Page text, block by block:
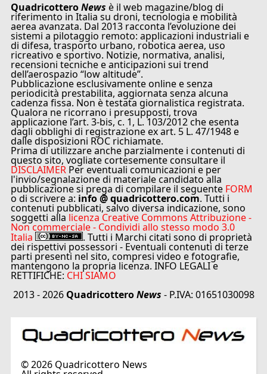
QuadricotteroNews è il web magazine/blog di
riferimento in Italia su droni, tecnologia e mobilità
aerea avanzata. Dal 2013 racconta l’evoluzione dei
sistemi a pilotaggio remoto: applicazioni industriali e
di difesa, trasporto urbano, robotica aerea, uso
ricreativo e sportivo. Notizie, normativa, analisi,
recensioni tecniche e anticipazioni sui trend
dell’aerospazio “low altitude”.
Pubblicazione esclusivamente online e senza
periodicità prestabilita, aggiornata senza alcuna
cadenza fissa. Non è testata giornalistica registrata.
Qualora ne ricorrano i presupposti, trova
applicazione l’art. 3-bis, c. 1, L. 103/2012 che esenta
dagli obblighi di registrazione ex art. 5 L. 47/1948 e
dalle disposizioni ROC richiamate.
Prima di utilizzare anche parzialmente i contenuti di
questo sito, vogliate cortesemente consultare il
DISCLAIMER Per eventuali comunicazioni e per
l'invio/segnalazione di materiale candidato alla
pubblicazione si prega di compilare il seguente FORM
o di scrivere a: info @ quadricottero.com. Tutti i
contenuti pubblicati, salvo diversa indicazione, sono
soggetti alla licenza Creative Commons Attribuzione -
Non commerciale - Condividi allo stesso modo 3.0
Italia . Tutti i Marchi citati sono di proprietà
dei rispettivi possessori - Eventuali contenuti di terze
parti presenti nel sito, compresi video e fotografie,
mantengono la propria licenza. INFO LEGALI e
RETTIFICHE: CHI SIAMO
2013 - 2026 QuadricotteroNews - P.IVA: 01651030098
©2026Quadricottero News